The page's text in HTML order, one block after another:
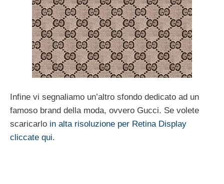
Infine vi segnaliamo un’altro sfondo dedicato ad un
famoso brand della moda, ovvero Gucci. Se volete
scaricarlo in alta risoluzione per Retina Display
cliccate qui.